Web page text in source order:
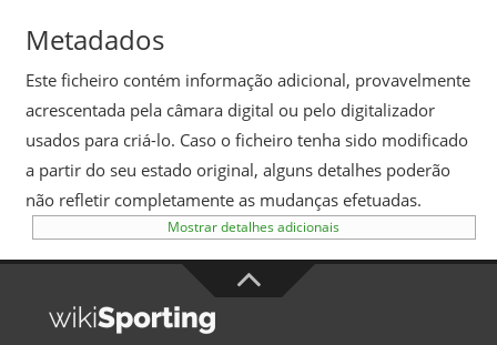
Metadados
Este ficheiro contém informação adicional, provavelmente
acrescentada pela câmara digital ou pelo digitalizador
usados para criá-lo. Caso o ficheiro tenha sido modificado
a partir do seu estado original, alguns detalhes poderão
não refletir completamente as mudanças efetuadas.
Mostrar detalhes adicionais